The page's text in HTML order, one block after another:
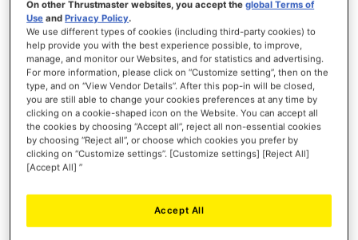
NIEUWE KLANTEN
Het aanmaken van een account heeft vele voordelen: sneller afhandelen, meer dan
één adres registreren, volgen van bestellingen en meer.
ACCOUNT AANMAKEN
On other Thrustmaster websites, you accept theglobal Terms of
Use andPrivacy Policy.
We use different types of cookies (including third-party cookies) to
help provide you with the best experience possible, to improve,
manage, and monitor our Websites, and for statistics and advertising.
For more information, please click on “Customize setting”, then on the
type, and on “View Vendor Details”. After this pop-in will be closed,
you are still able to change your cookies preferences at any time by
clicking on a cookie-shaped icon on the Website. You can accept all
the cookies by choosing “Accept all”, reject all non-essential cookies
by choosing “Reject all”, or choose which cookies you prefer by
clicking on “Customize settings”. [Customize settings] [Reject All]
[Accept All] ”
Accept All